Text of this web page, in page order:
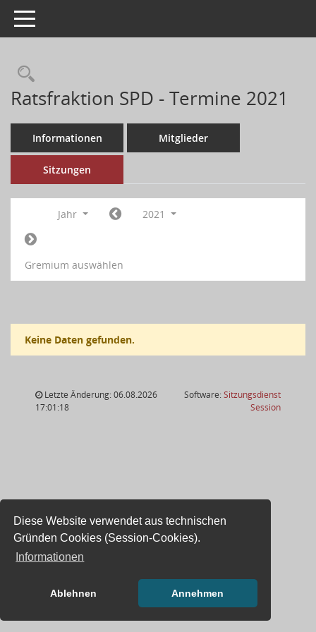
Diese Website verwendet aus technischen
Gründen Cookies (Session-Cookies).
Informationen
Ablehnen Annehmen
Toggle navigation
Ratsfraktion SPD - Termine 2021
Informationen Mitglieder
Sitzungen
Jahr 2021
Gremium auswählen
Keine Daten gefunden.
Letzte Änderung: 06.08.2026
17:01:18
Software:Sitzungsdienst
Session(Wird in